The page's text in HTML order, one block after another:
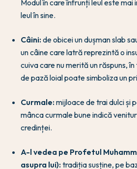
Modul în care înfrunți leul este
leul în sine.
Câini:de obicei un dușman slab
un câine care latră reprezintă o
cuiva care nu merită un răspuns,
de pază loial poate simboliza un
Curmale:mijloace de trai dulci și
mânca curmale bune indică
credinței.
A-l vedea pe Profetul
asupra lui):tradiția susține, pe